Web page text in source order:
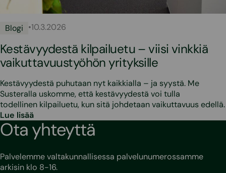
Blogi •10.3.2026
Kestävyydestä kilpailuetu – viisi vinkkiä
vaikuttavuustyöhön yrityksille
Kestävyydestä puhutaan nyt kaikkialla – ja syystä. Me
Susteralla uskomme, että kestävyydestä voi tulla
todellinen kilpailuetu, kun sitä johdetaan vaikuttavuus edellä.
Lue lisää
Ota yhteyttä
Palvelemme valtakunnallisessa palvelunumerossamme
arkisin klo 8-16.